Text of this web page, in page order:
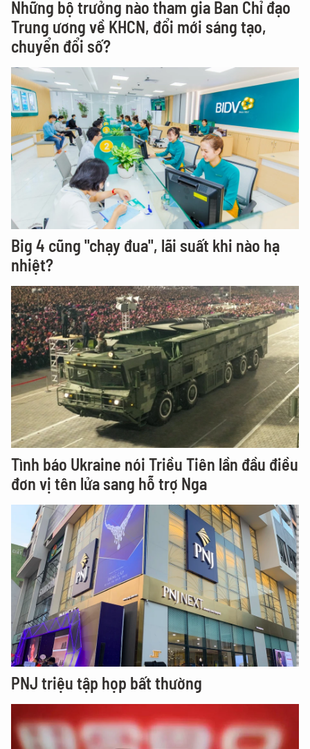
Những bộ trưởng nào tham gia Ban Chỉ đạo
Trung ương về KHCN, đổi mới sáng tạo,
chuyển đổi số?
Big 4 cũng "chạy đua", lãi suất khi nào hạ
nhiệt?
Tình báo Ukraine nói Triều Tiên lần đầu điều
đơn vị tên lửa sang hỗ trợ Nga
PNJ triệu tập họp bất thường